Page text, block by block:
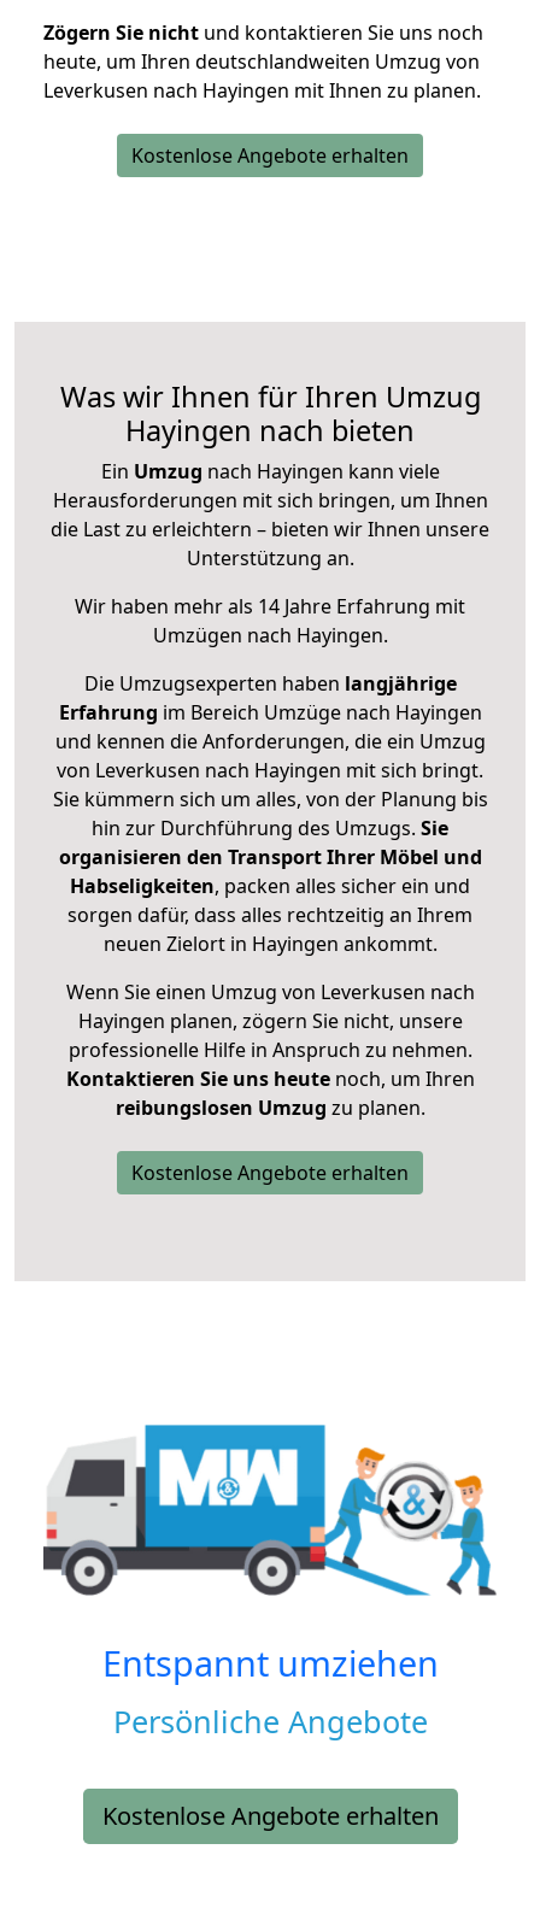
Zögern Sie nicht und kontaktieren Sie uns noch
heute, um Ihren deutschlandweiten Umzug von
Leverkusen nach Hayingen mit Ihnen zu planen.
Kostenlose Angebote erhalten
Was wir Ihnen für Ihren Umzug
Hayingen nach bieten
Ein Umzug nach Hayingen kann viele
Herausforderungen mit sich bringen, um Ihnen
die Last zu erleichtern – bieten wir Ihnen unsere
Unterstützung an.
Wir haben mehr als 14 Jahre Erfahrung mit
Umzügen nach Hayingen.
Die Umzugsexperten haben langjährige
Erfahrung im Bereich Umzüge nach Hayingen
und kennen die Anforderungen, die ein Umzug
von Leverkusen nach Hayingen mit sich bringt.
Sie kümmern sich um alles, von der Planung bis
hin zur Durchführung des Umzugs. Sie
organisieren den Transport Ihrer Möbel und
Habseligkeiten, packen alles sicher ein und
sorgen dafür, dass alles rechtzeitig an Ihrem
neuen Zielort in Hayingen ankommt.
Wenn Sie einen Umzug von Leverkusen nach
Hayingen planen, zögern Sie nicht, unsere
professionelle Hilfe in Anspruch zu nehmen.
Kontaktieren Sie uns heutenoch, um Ihren
reibungslosen Umzug zu planen.
Kostenlose Angebote erhalten
Entspannt umziehen
Persönliche Angebote
Kostenlose Angebote erhalten